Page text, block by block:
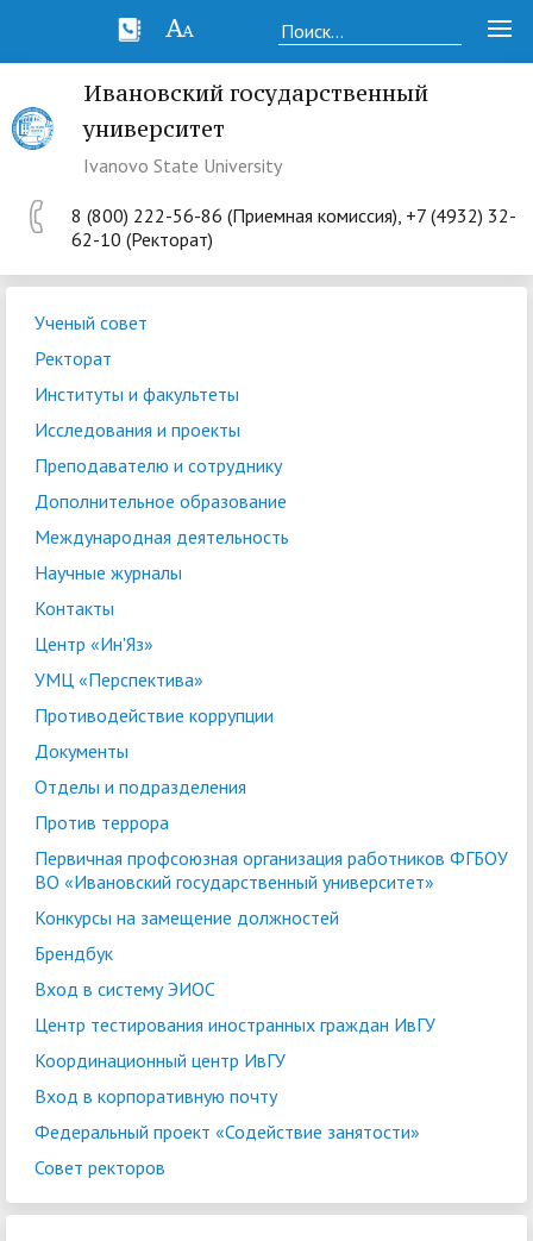
Ивановский государственный
университет
Ivanovo State University
8 (800) 222-56-86 (Приемная комиссия), +7 (4932) 32-
62-10 (Ректорат)
Ученый совет
Ректорат
Институты и факультеты
Исследования и проекты
Преподавателю и сотруднику
Дополнительное образование
Международная деятельность
Научные журналы
Контакты
Центр «Ин'Яз»
УМЦ «Перспектива»
Противодействие коррупции
Документы
Отделы и подразделения
Против террора
Первичная профсоюзная организация работников ФГБОУ
ВО «Ивановский государственный университет»
Конкурсы на замещение должностей
Брендбук
Вход в систему ЭИОС
Центр тестирования иностранных граждан ИвГУ
Координационный центр ИвГУ
Вход в корпоративную почту
Федеральный проект «Содействие занятости»
Совет ректоров